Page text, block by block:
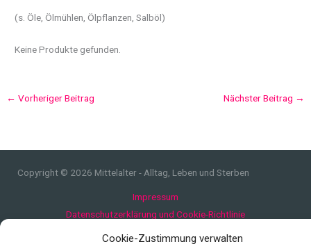
Cookie-Zustimmung verwalten
(s. Öle, Ölmühlen, Ölpflanzen, Salböl)
Keine Produkte gefunden.
← Vorheriger Beitrag Nächster Beitrag →
Copyright © 2026 Mittelalter - Alltag, Leben und Sterben
Impressum
Datenschutzerklärung und Cookie-Richtlinie